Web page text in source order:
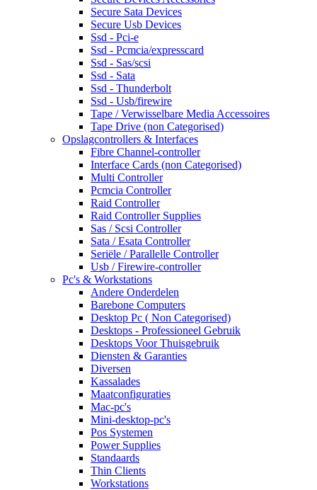
Secure Sata Devices
Secure Usb Devices
Ssd - Pci-e
Ssd - Pcmcia/expresscard
Ssd - Sas/scsi
Ssd - Sata
Ssd - Thunderbolt
Ssd - Usb/firewire
Tape / Verwisselbare Media Accessoires
Tape Drive (non Categorised)
Opslagcontrollers & Interfaces
Fibre Channel-controller
Interface Cards (non Categorised)
Multi Controller
Pcmcia Controller
Raid Controller
Raid Controller Supplies
Sas / Scsi Controller
Sata / Esata Controller
Seriële / Parallelle Controller
Usb / Firewire-controller
Pc's & Workstations
Andere Onderdelen
Barebone Computers
Desktop Pc ( Non Categorised)
Desktops - Professioneel Gebruik
Desktops Voor Thuisgebruik
Diensten & Garanties
Diversen
Kassalades
Maatconfiguraties
Mac-pc's
Mini-desktop-pc's
Pos Systemen
Power Supplies
Standaards
Thin Clients
Workstations